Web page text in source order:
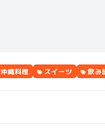
沖縄料理 スイーツ 飲み